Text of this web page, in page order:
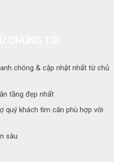
chóng & cập nhật nhất từ chủ
tầng đẹp nhất
quý khách tìm căn phù hợp với
sâu